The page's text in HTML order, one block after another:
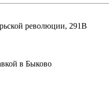
революции, 291В
в Быково